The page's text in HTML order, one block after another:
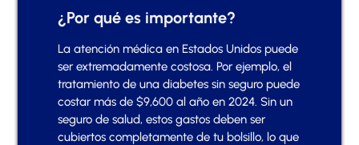
¿Por qué es importante?
La atención médica en Estados Unidos puede
ser extremadamente costosa. Por ejemplo, el
tratamiento de una diabetes sin seguro puede
costar más de $9,600 al año en 2024. Sin un
seguro de salud, estos gastos deben ser
cubiertos completamente de tu bolsillo, lo que